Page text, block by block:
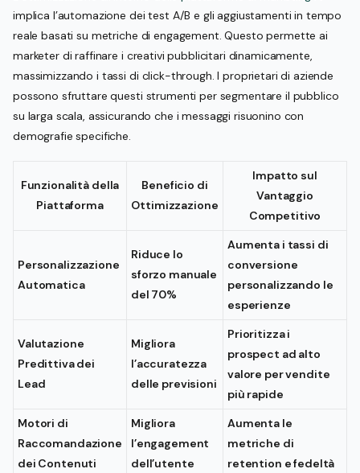
implica l’automazione dei test A/B e gli aggiustamenti in tempo
reale basati su metriche di engagement. Questo permette ai
marketer di raffinare i creativi pubblicitari dinamicamente,
massimizzando i tassi di click-through. I proprietari di aziende
possono sfruttare questi strumenti per segmentare il pubblico
su larga scala, assicurando che i messaggi risuonino con
demografie specifiche.
Funzionalità della
Piattaforma
Beneficio di
Ottimizzazione
Impatto sul
Vantaggio
Competitivo
Personalizzazione
Automatica
Riduce lo
sforzo manuale
del 70%
Aumenta i tassi di
conversione
personalizzando le
esperienze
Valutazione
Predittiva dei
Lead
Migliora
l’accuratezza
delle previsioni
Prioritizza i
prospect ad alto
valore per vendite
più rapide
Motori di
Raccomandazione
dei Contenuti
Migliora
l’engagement
dell’utente
Aumenta le
metriche di
retention e fedeltà